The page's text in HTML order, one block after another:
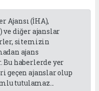
Ajansı (İHA),
ve diğer ajanslar
sitemizin
ajans
haberlerde yer
geçen ajanslar olup
tutulamaz...